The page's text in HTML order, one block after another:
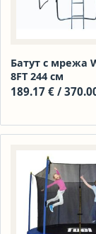
Батут с мрежа
8FT 244 см
189.17 € /